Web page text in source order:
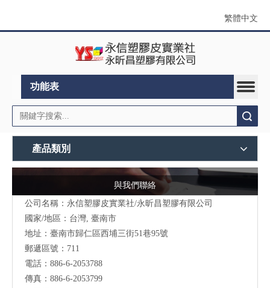
繁體中文
功能表
產品類別
與我們聯絡
公司名稱：永信塑膠皮實業社/永昕昌塑膠有限公司
國家/地區：台灣, 臺南市
地址： 臺南市歸仁區西埔三街51巷95號
郵遞區號：711
電話：886-6-2053788
傳真：886-6-2053799